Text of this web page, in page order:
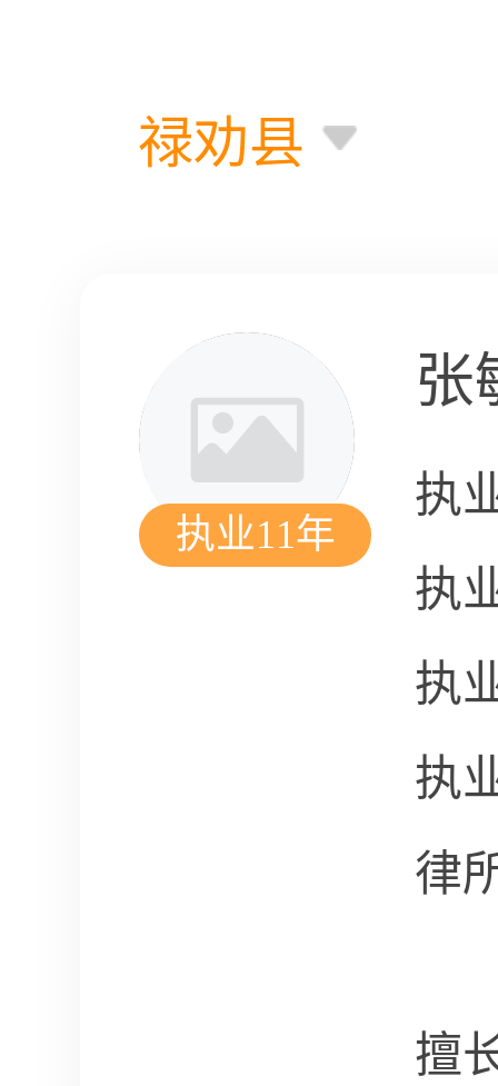
禄劝县
执业11年
张
执
执
执
执
律
擅